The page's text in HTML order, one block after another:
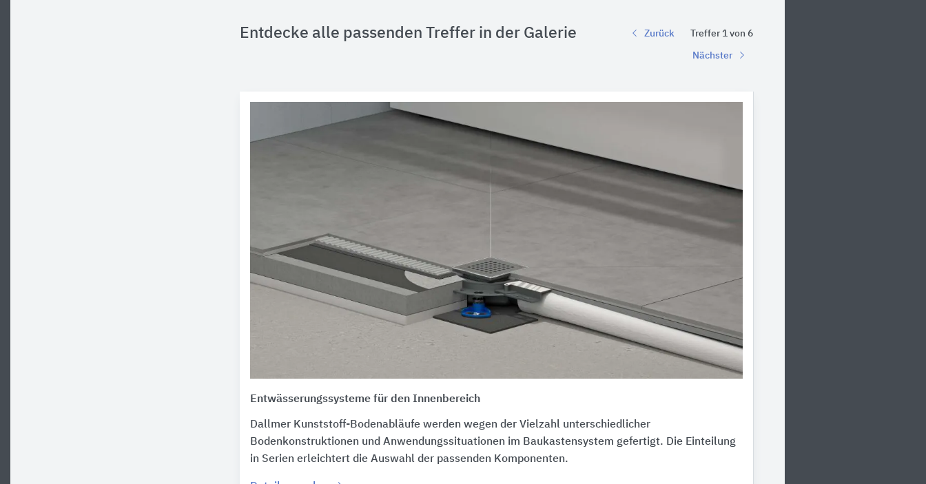
Entdecke alle passenden Treffer in der Galerie Zurück Treffer 1 von 6
Nächster
Entwässerungssysteme für den Innenbereich
Dallmer Kunststoff-Bodenabläufe werden wegen der Vielzahl unterschiedlicher
Bodenkonstruktionen und Anwendungssituationen im Baukastensystem gefertigt. Die Einteilung
in Serien erleichtert die Auswahl der passenden Komponenten.